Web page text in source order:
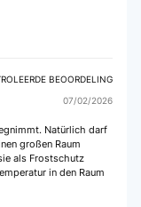
BEOORDELING
07/02/2026
Natürlich darf
großen Raum
als Frostschutz
in den Raum